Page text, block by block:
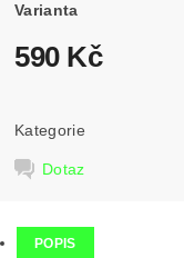
Varianta
590 Kč
Kategorie
Dotaz
POPIS